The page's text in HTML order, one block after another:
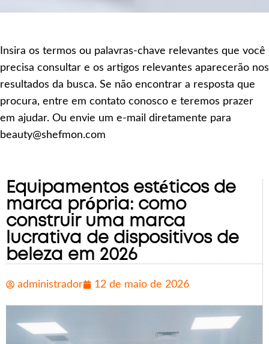
Insira os termos ou palavras-chave relevantes que você
precisa consultar e os artigos relevantes aparecerão nos
resultados da busca. Se não encontrar a resposta que
procura, entre em contato conosco e teremos prazer
em ajudar. Ou envie um e-mail diretamente para
beauty@shefmon.com
Equipamentos estéticos de
marca própria: como
construir uma marca
lucrativa de dispositivos de
beleza em 2026
administrador 12 de maio de 2026